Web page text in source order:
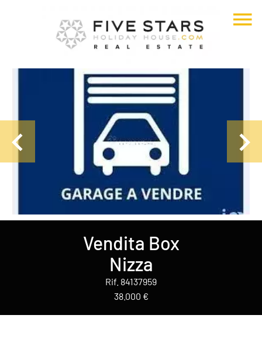
Vendita Box
Nizza
Rif. 84137959
38.000 €